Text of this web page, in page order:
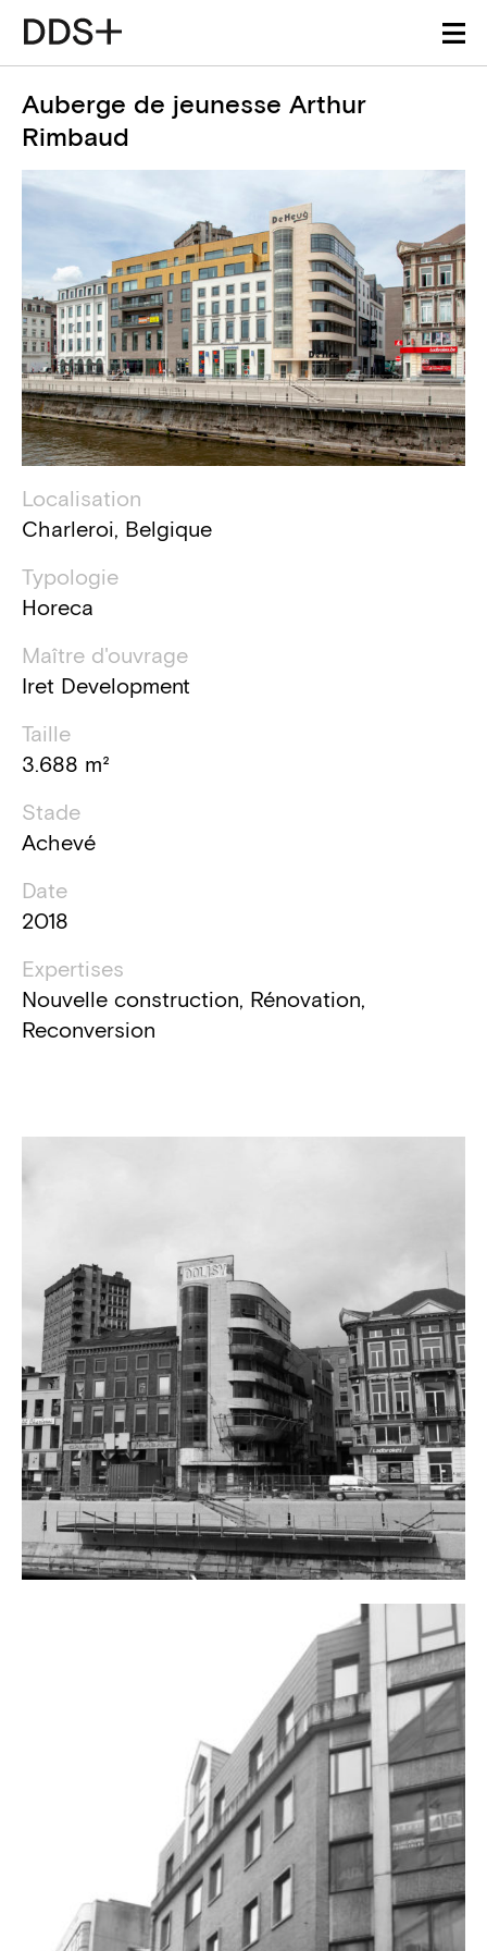
Auberge de jeunesse Arthur
Rimbaud
Détails du projet
Localisation
Charleroi, Belgique
Typologie
Horeca
Maître d'ouvrage
Iret Development
Taille
3.688 m²
Stade
Achevé
Date
2018
Expertises
Nouvelle construction, Rénovation,
Reconversion